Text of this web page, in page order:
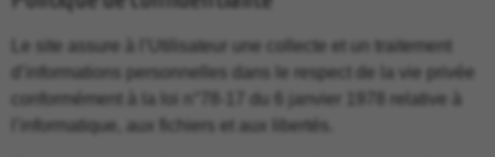
Le site assure à l’Utilisateur une collecte et un traitement
d’informations personnelles dans le respect de la vie privée
conformément à la loi n°78-17 du 6 janvier 1978 relative à
l’informatique, aux fichiers et aux libertés.